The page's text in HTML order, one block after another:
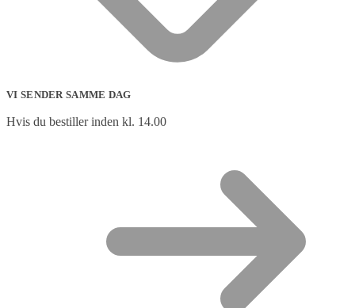
VI SENDER SAMME DAG
Hvis du bestiller inden kl. 14.00